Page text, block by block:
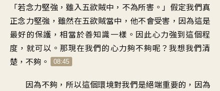
「若念力堅強，雖入五欲賊中，不為所害。」假定我們真
正念力堅強，雖然在五欲賊當中，他不會受害，因為這是
最好的保護，相當於善知識一樣。因此心力強到這個程
度，就可以。那現在我們的心力夠不夠呢？我想我們清
楚，不夠。
08:45
因為不夠，所以這個環境對我們是絕端重要的，因為